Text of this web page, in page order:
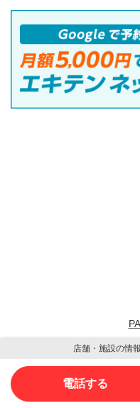
店舗・施設の情
電話する